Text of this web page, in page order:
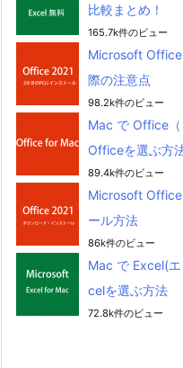
比較まとめ！
165.7k件のビュー
Microsoft Office
際の注意点
98.2k件のビュー
Mac で Office
Officeを選ぶ方
89.4k件のビュー
Microsoft Office
ール方法
86k件のビュー
Mac で Excel(
celを選ぶ方法
72.8k件のビュー